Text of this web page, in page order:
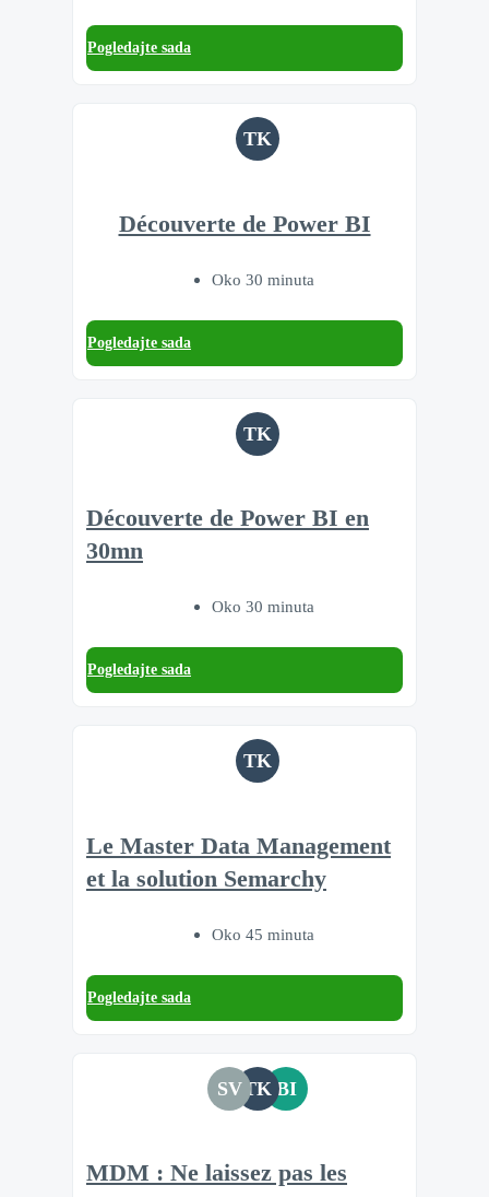
Pogledajte sada
TK
Découverte de Power BI
Oko 30 minuta
Pogledajte sada
TK
Découverte de Power BI en
30mn
Oko 30 minuta
Pogledajte sada
TK
Le Master Data Management
et la solution Semarchy
Oko 45 minuta
Pogledajte sada
SV TK BI
MDM : Ne laissez pas les